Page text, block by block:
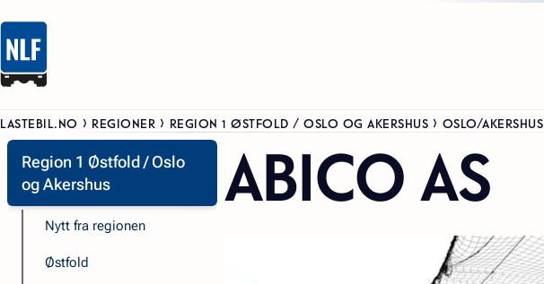
LASTEBIL.NO REGIONER REGION 1 ØSTFOLD / OSLO OG AKERSHUS OSLO/AKERSHUS
Region 1 Østfold / Oslo
og Akershus
Nytt fra regionen
Østfold
ABICO AS